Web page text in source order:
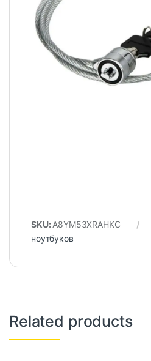
SKU: A8YM53XRAHKC
ноутбуков
Related products